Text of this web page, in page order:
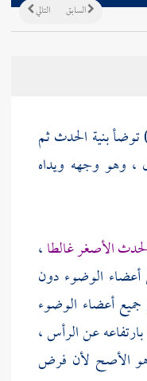
التالي السابق
بنية الحدث ثم
، وهو وجهه ويداه
الأصغر غالطا،
أعضاء الوضوء دون
أعضاء الوضوء
عن الرأس ،
هو الأصح لأن فرض